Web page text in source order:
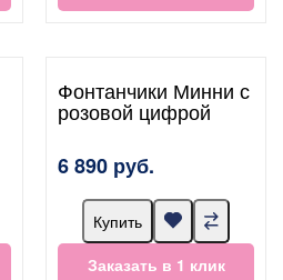
Фонтанчики Минни с
розовой цифрой
6 890 руб.
Купить
Заказать в 1 клик